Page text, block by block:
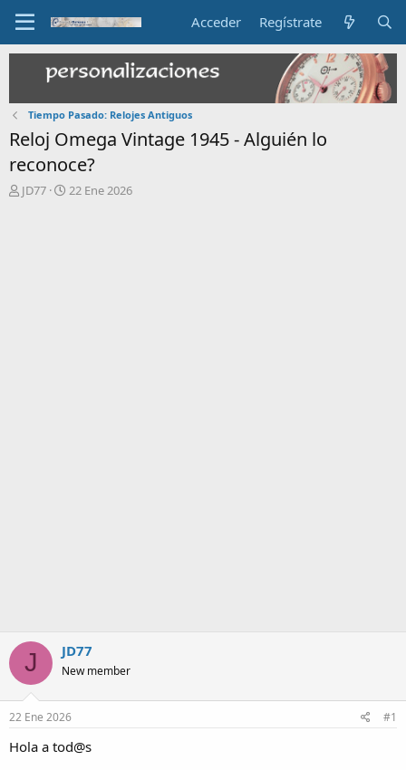
Acceder Regístrate
Tiempo Pasado: Relojes Antiguos
Reloj Omega Vintage 1945 - Alguién lo
reconoce?
IJD77
F
22 Ene 2026
J JD77
New member
22 Ene 2026 #1
Hola a tod@s